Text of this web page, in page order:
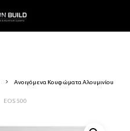
Ανοιγόμενα Κουφώματα Αλουμινίου
EOS 500